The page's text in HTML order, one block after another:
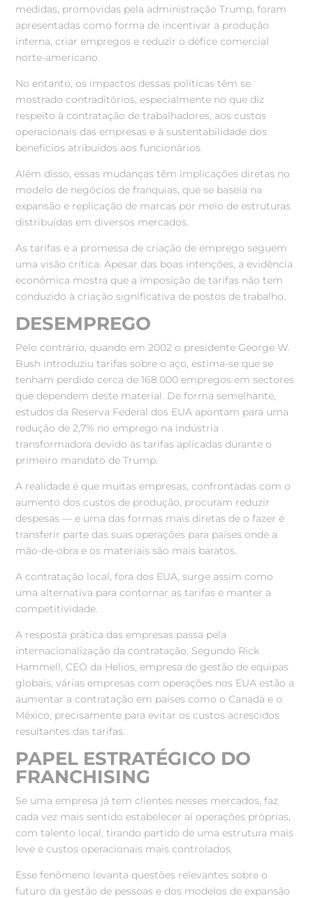
medidas, promovidas pela administração Trump, foram
apresentadas como forma de incentivar a produção
interna, criar empregos e reduzir o défice comercial
norte-americano.
No entanto, os impactos dessas políticas têm se
mostrado contraditórios, especialmente no que diz
respeito à contratação de trabalhadores, aos custos
operacionais das empresas e à sustentabilidade dos
benefícios atribuídos aos funcionários.
Além disso, essas mudanças têm implicações diretas no
modelo de negócios de franquias, que se baseia na
expansão e replicação de marcas por meio de estruturas
distribuídas em diversos mercados.
As tarifas e a promessa de criação de emprego seguem
uma visão crítica. Apesar das boas intenções, a evidência
económica mostra que a imposição de tarifas não tem
conduzido à criação significativa de postos de trabalho.
DESEMPREGO
Pelo contrário, quando em 2002 o presidente George W.
Bush introduziu tarifas sobre o aço, estima-se que se
tenham perdido cerca de 168.000 empregos em sectores
que dependem deste material. De forma semelhante,
estudos da Reserva Federal dos EUA apontam para uma
redução de 2,7% no emprego na indústria
transformadora devido às tarifas aplicadas durante o
primeiro mandato de Trump.
A realidade é que muitas empresas, confrontadas com o
aumento dos custos de produção, procuram reduzir
despesas — e uma das formas mais diretas de o fazer é
transferir parte das suas operações para países onde a
mão-de-obra e os materiais são mais baratos.
A contratação local, fora dos EUA, surge assim como
uma alternativa para contornar as tarifas e manter a
competitividade.
A resposta prática das empresas passa pela
internacionalização da contratação. Segundo Rick
Hammell, CEO da Helios, empresa de gestão de equipas
globais, várias empresas com operações nos EUA estão a
aumentar a contratação em países como o Canadá e o
México, precisamente para evitar os custos acrescidos
resultantes das tarifas.
PAPEL ESTRATÉGICO DO
FRANCHISING
Se uma empresa já tem clientes nesses mercados, faz
cada vez mais sentido estabelecer aí operações próprias,
com talento local, tirando partido de uma estrutura mais
leve e custos operacionais mais controlados.
Esse fenômeno levanta questões relevantes sobre o
futuro da gestão de pessoas e dos modelos de expansão